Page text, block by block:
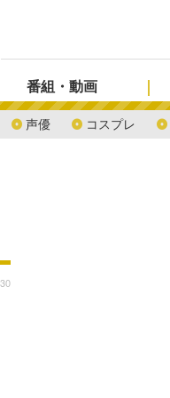
声優 コスプレ
番組・動画